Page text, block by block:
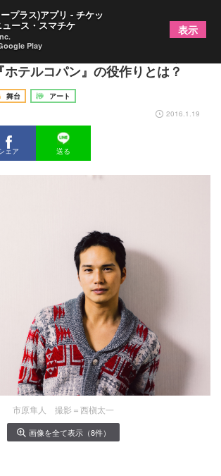
】市原隼人が「過去と向き合う覚
テルコパン』の役作りとは？
舞台
アート
2016.1.19
ェア 送る
市原隼人 撮影＝西槇太一
画像を全て表示（8件）
プラス)アプリ - チケッ
ュース・スマチケ
Play
表示